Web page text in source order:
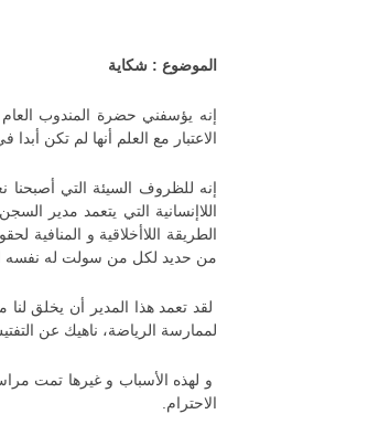
الموضوع : شكاية
إنه يؤسفني حضرة المندوب العام
الاعتبار مع العلم أنها لم تكن أبدا
إنه للظروف السيئة التي
اللاإنسانية التي يتعمد مدير
الطريقة اللاأخلاقية و
من حديد لكل من سولت له نفسه
لقد تعمد هذا المدير أن يخلق
لممارسة الرياضة، ناهيك عن
و لهذه الأسباب و غيرها تمت
الاحترام.